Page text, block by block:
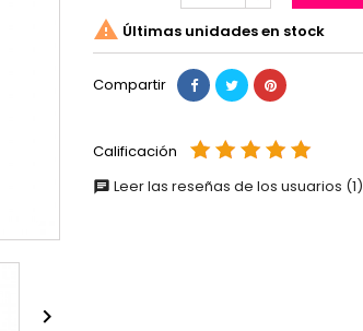

 Últimas unidades en stock
Compartir
Calificación
chat Leer las reseñas de los usuarios (1)